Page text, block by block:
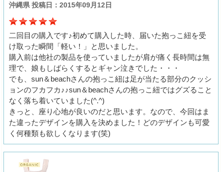
沖縄県 投稿日：2015年09月12日
二回目の購入です♪初めて購入した時、届いた抱っこ紐を受
け取った瞬間「軽い！」と思いました。
購入前は他社の製品を使っていましたが肩が痛く長時間は無
理で、娘もしばらくするとギャン泣きでした・・・
でも、sun＆beachさんの抱っこ紐は足が当たる部分のクッシ
ョンのフカフカ♪♪sun＆beachさんの抱っこ紐ではグズること
なく落ち着いていました(^.^)
きっと、座り心地が良いのだと思います。なので、今回はま
た違ったデザインを購入を決めました！どのデザインも可愛
く何種類も欲しくなります(笑)